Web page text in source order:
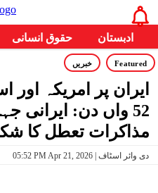
حقوق انسانی ادبستان
Featured خبریں
ایران پر امریکہ اور
52 واں دن: ایرانی
مذاکرات تعطل کا
05:52 PM Apr 21, 2026 | دی وائر اسٹاف